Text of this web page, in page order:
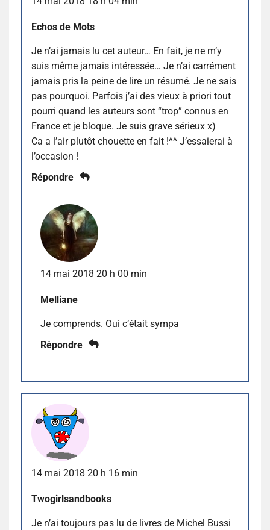
Echos de Mots
Je n’ai jamais lu cet auteur… En fait, je ne m’y
suis même jamais intéressée… Je n’ai carrément
jamais pris la peine de lire un résumé. Je ne sais
pas pourquoi. Parfois j’ai des vieux à priori tout
pourri quand les auteurs sont “trop” connus en
France et je bloque. Je suis grave sérieux x)
Ca a l’air plutôt chouette en fait !^^ J’essaierai à
l’occasion !
Répondre
14 mai 2018 20 h 00 min
Melliane
Je comprends. Oui c’était sympa
Répondre
14 mai 2018 20 h 16 min
Twogirlsandbooks
Je n’ai toujours pas lu de livres de Michel Bussi